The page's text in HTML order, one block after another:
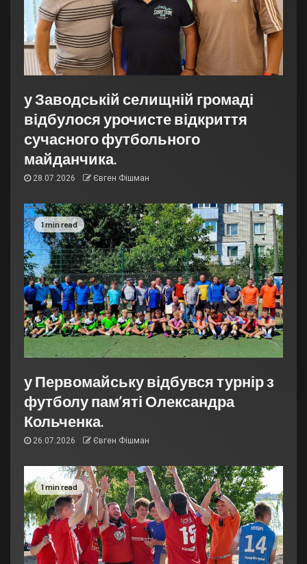
у Заводській селищній громаді
відбулося урочисте відкриття
сучасного футбольного
майданчика.
28.07.2026 Євген Фішман
1 min read
у Первомайську відбувся турнір з
футболу пам’яті Олександра
Кольченка.
26.07.2026 Євген Фішман
1 min read